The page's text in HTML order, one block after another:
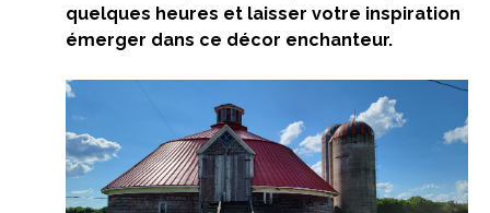
quelques heures et laisser votre inspiration
émerger dans ce décor enchanteur.